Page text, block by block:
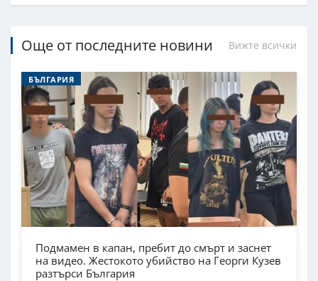
Още от последните новини Вижте всички
БЪЛГАРИЯ
Подмамен в капан, пребит до смърт и заснет
на видео. Жестокото убийство на Георги Кузев
разтърси България